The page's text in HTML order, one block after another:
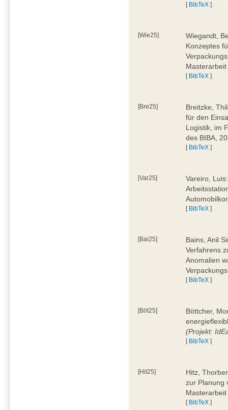
[ BibTeX ]
[Wie25]
Wiegandt,
Konzeptes
[ BibTeX ]
[Bre25]
Breitzke,
für den
Logistik, im
des BIBA,
[ BibTeX ]
[Var25]
Vareiro,
[ BibTeX ]
[Bai25]
Bains, Anil
Verfahrens
Anomalien
[ BibTeX ]
[Böt25]
Böttcher,
(Projekt:
[ BibTeX ]
[Hit25]
Hitz,
zur Planung
[ BibTeX ]